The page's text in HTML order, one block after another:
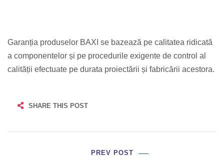
Garanția produselor BAXI se bazează pe calitatea ridicată
a componentelor și pe procedurile exigente de control al
calității efectuate pe durata proiectării și fabricării acestora.
SHARE THIS POST
PREV POST